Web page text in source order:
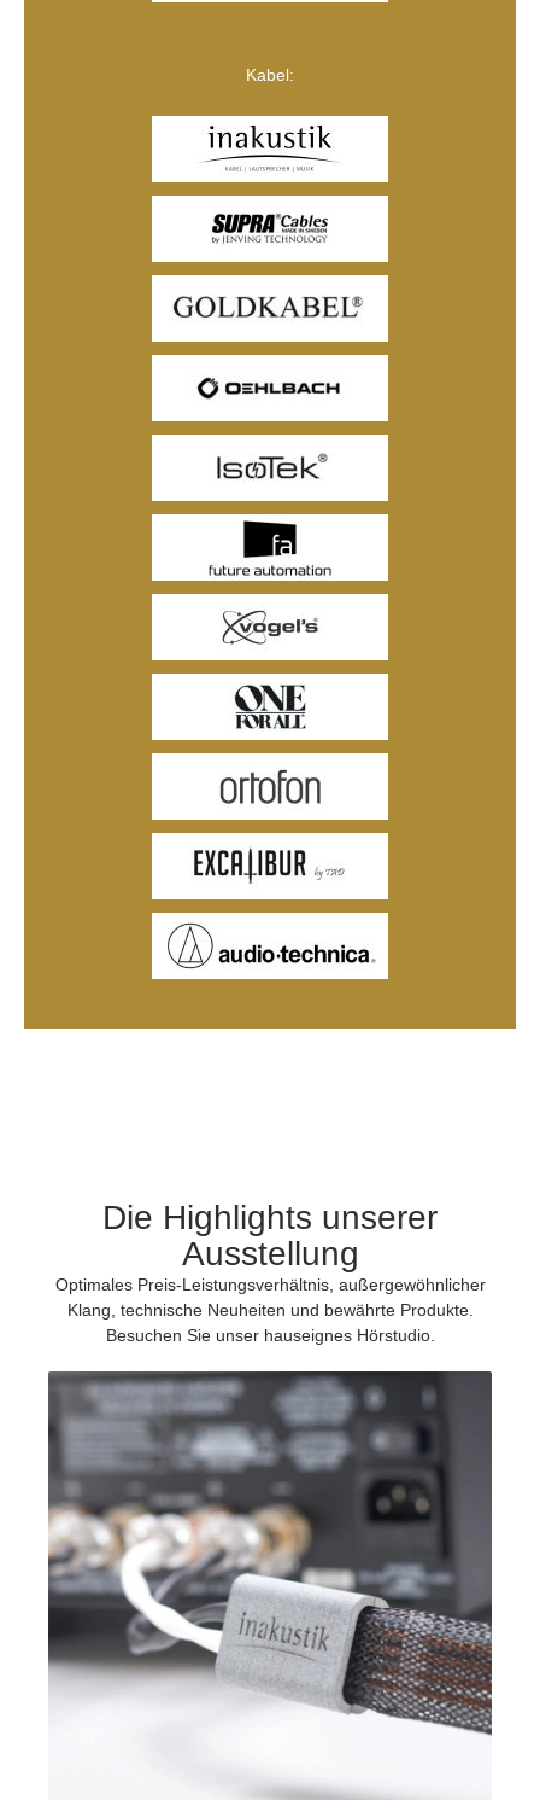
Kabel:
Die Highlights unserer
Ausstellung
Optimales Preis-Leistungsverhältnis, außergewöhnlicher
Klang, technische Neuheiten und bewährte Produkte.
Besuchen Sie unser hauseignes Hörstudio.